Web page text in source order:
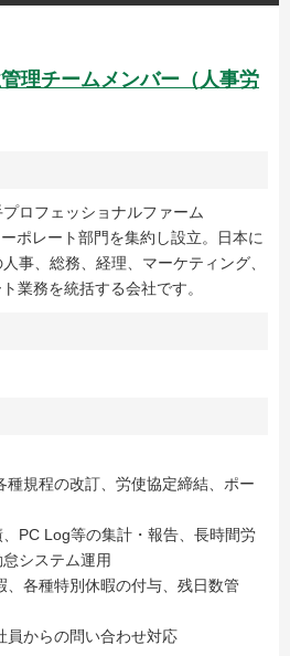
理チームメンバー（人事労
ロフェッショナルファーム
ポレート部門を集約し設立。日本に
事、総務、経理、マーケティング、
業務を統括する会社です。
種規程の改訂、労使協定締結、ポー
、PC Log等の集計・報告、長時間労
システム運用
、各種特別休暇の付与、残日数管
員からの問い合わせ対応